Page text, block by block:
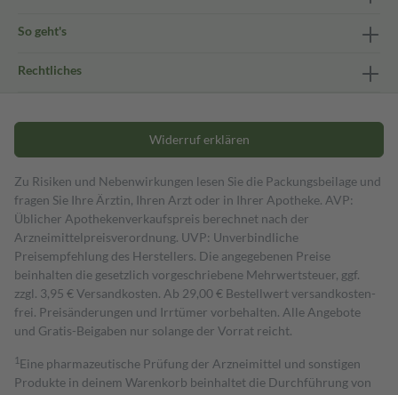
So geht's
Rechtliches
Widerruf erklären
Zu Risiken und Nebenwirkungen lesen Sie die Packungsbeilage und
fragen Sie Ihre Ärztin, Ihren Arzt oder in Ihrer Apotheke. AVP:
Üblicher Apothekenverkaufspreis berechnet nach der
Arzneimittelpreisverordnung. UVP: Unverbindliche
Preisempfehlung des Herstellers. Die angegebenen Preise
beinhalten die gesetzlich vorgeschriebene Mehrwertsteuer, ggf.
zzgl. 3,95 € Versandkosten. Ab 29,00 € Bestell­wert versand­kosten­
frei. Preisänderungen und Irrtümer vorbehalten. Alle Angebote
und Gratis-Beigaben nur solange der Vorrat reicht.
1 Eine pharmazeutische Prüfung der Arzneimittel und sonstigen
Produkte in deinem Warenkorb beinhaltet die Durchführung von